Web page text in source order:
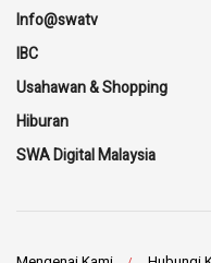
Info@swatv
IBC
Usahawan & Shopping
Hiburan
SWA Digital Malaysia